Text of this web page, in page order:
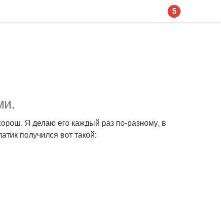
Я делаю его каждый раз по-разному, в
получился вот такой:
5